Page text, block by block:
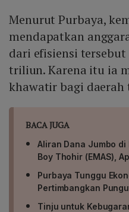
Menurut Purbaya,
mendapatkan
dari efisiensi
triliun. Karena itu ia
khawatir bagi daerah
BACA JUGA
Aliran Dana Jumbo
Boy Thohir (EMAS),
Purbaya Tunggu
Pertimbangkan
Tinju untuk